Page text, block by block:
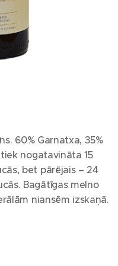
60% Garnatxa, 35%
nogatavināta 15
bet pārējais – 24
Bagātīgas melno
niansēm izskaņā.